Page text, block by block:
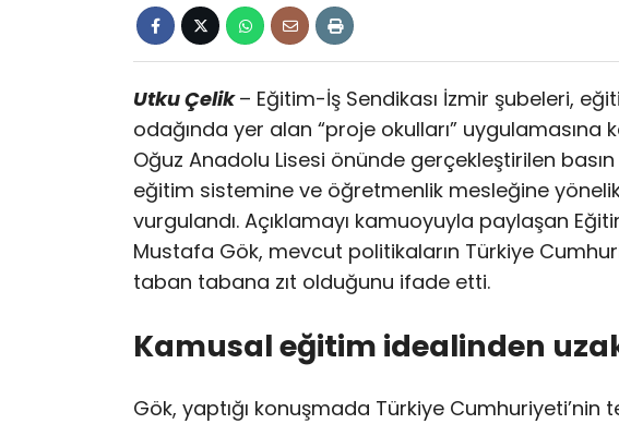
Utku Çelik– Eğitim-İş Sendikası İzmir şubeleri,
odağında yer alan “proje okulları” uygulamasına
Oğuz Anadolu Lisesi önünde gerçekleştirilen
eğitim sistemine ve öğretmenlik mesleğine
vurgulandı. Açıklamayı kamuoyuyla paylaşan
Mustafa Gök, mevcut politikaların Türkiye
taban tabana zıt olduğunu ifade etti.
Kamusal eğitim idealinden
Gök, yaptığı konuşmada Türkiye